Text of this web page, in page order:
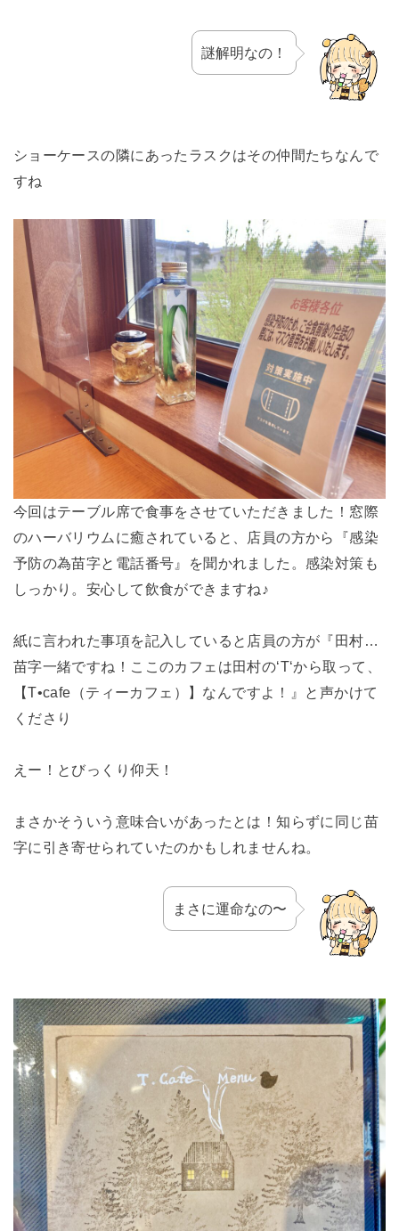
謎解明なの！
ショーケースの隣にあったラスクはその仲間たちなんで
すね
今回はテーブル席で食事をさせていただきました！窓際
のハーバリウムに癒されていると、店員の方から『感染
予防の為苗字と電話番号』を聞かれました。感染対策も
しっかり。安心して飲食ができますね♪
紙に言われた事項を記入していると店員の方が『田村…
苗字一緒ですね！ここのカフェは田村の‘T‘から取って、
【T•cafe（ティーカフェ）】なんですよ！』と声かけて
くださり
えー！とびっくり仰天！
まさかそういう意味合いがあったとは！知らずに同じ苗
字に引き寄せられていたのかもしれませんね。
まさに運命なの〜